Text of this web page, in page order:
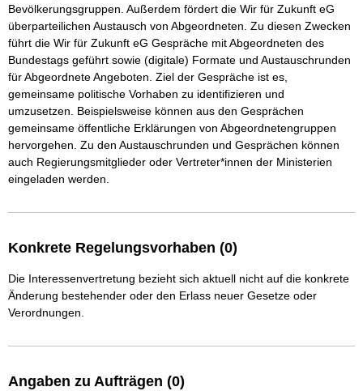
Bevölkerungsgruppen. Außerdem fördert die Wir für Zukunft eG
überparteilichen Austausch von Abgeordneten. Zu diesen Zwecken
führt die Wir für Zukunft eG Gespräche mit Abgeordneten des
Bundestags geführt sowie (digitale) Formate und Austauschrunden
für Abgeordnete Angeboten. Ziel der Gespräche ist es,
gemeinsame politische Vorhaben zu identifizieren und
umzusetzen. Beispielsweise können aus den Gesprächen
gemeinsame öffentliche Erklärungen von Abgeordnetengruppen
hervorgehen. Zu den Austauschrunden und Gesprächen können
auch Regierungsmitglieder oder Vertreter*innen der Ministerien
Konkrete Regelungsvorhaben (0)
Die Interessenvertretung bezieht sich aktuell nicht auf die konkrete
Änderung bestehender oder den Erlass neuer Gesetze oder
Verordnungen.
Angaben zu Aufträgen (0)